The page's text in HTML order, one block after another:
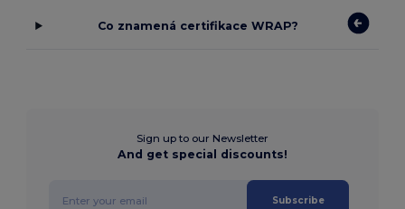
Co znamená certifikace WRAP?
Sign up to our Newsletter
And get special discounts!
Subscribe